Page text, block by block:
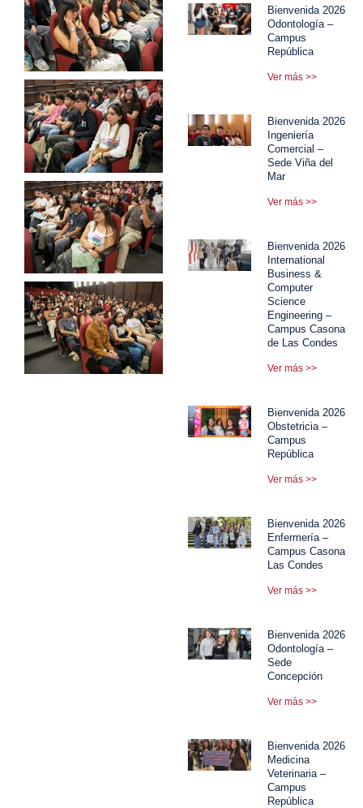
Bienvenida 2026
Odontología –
Campus
República
Ver más >>
Bienvenida 2026
Ingeniería
Comercial –
Sede Viña del
Mar
Ver más >>
Bienvenida 2026
International
Business &
Computer
Science
Engineering –
Campus Casona
de Las Condes
Ver más >>
Bienvenida 2026
Obstetricia –
Campus
República
Ver más >>
Bienvenida 2026
Enfermería –
Campus Casona
Las Condes
Ver más >>
Bienvenida 2026
Odontología –
Sede
Concepción
Ver más >>
Bienvenida 2026
Medicina
Veterinaria –
Campus
República